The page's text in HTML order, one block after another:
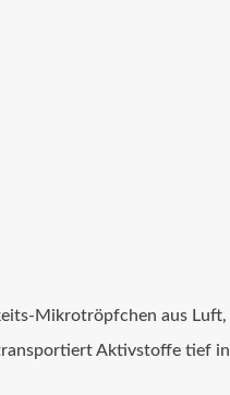
Mikrotröpfchen aus Luft,
Aktivstoffe tief in